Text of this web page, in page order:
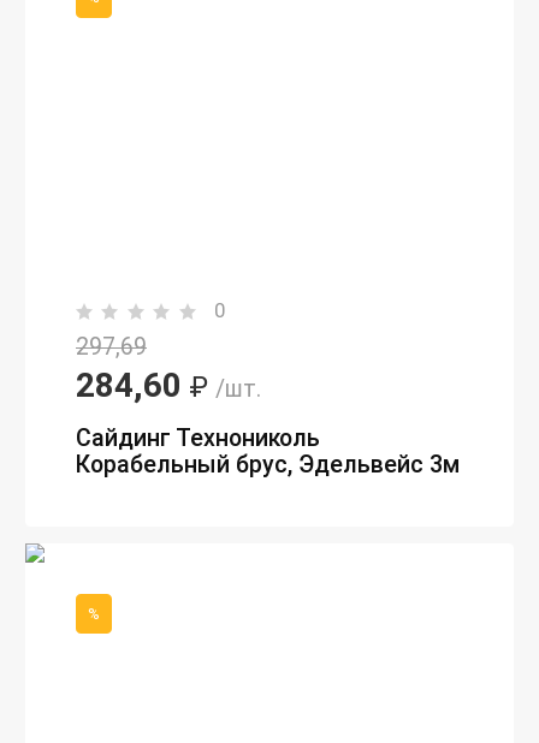
0
297,69
284,60 ₽ /шт.
Сайдинг Технониколь
Корабельный брус, Эдельвейс 3м
%